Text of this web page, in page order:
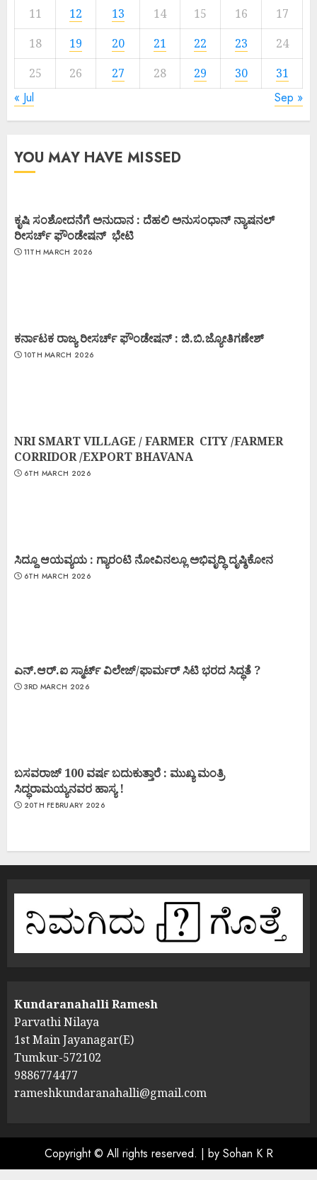
11
12 13 14 15 16
17
18
19 20 21 22 23
24
25
26 27 28 29 30 31
« Jul Sep »
YOU MAY HAVE MISSED
ಕೃಷಿ ಸಂಶೋದನೆಗೆ ಅನುದಾನ : ದೆಹಲಿ ಅನುಸಂಧಾನ್ ನ್ಯಾಷನಲ್
ರೀಸರ್ಚ್ ಫೌಂಡೇಷನ್ ಭೇಟಿ
11TH MARCH 2026
ಕರ್ನಾಟಕ ರಾಜ್ಯ ರೀಸರ್ಚ್ ಫೌಂಡೇಷನ್ : ಜಿ.ಬಿ.ಜ್ಯೋತಿಗಣೇಶ್
10TH MARCH 2026
NRI SMART VILLAGE / FARMER CITY /FARMER
CORRIDOR /EXPORT BHAVANA
6TH MARCH 2026
ಸಿದ್ದೂ ಆಯವ್ಯಯ : ಗ್ಯಾರಂಟಿ ನೋವಿನಲ್ಲೂ ಅಭಿವೃದ್ಧಿ ದೃಷ್ಠಿಕೋನ
6TH MARCH 2026
ಎನ್.ಆರ್.ಐ ಸ್ಮಾರ್ಟ್ ವಿಲೇಜ್/ಫಾರ್ಮರ್ ಸಿಟಿ ಭರದ ಸಿದ್ಧತೆ ?
3RD MARCH 2026
ಬಸವರಾಜ್ 100 ವರ್ಷ ಬದುಕುತ್ತಾರೆ : ಮುಖ್ಯ ಮಂತ್ರಿ
ಸಿದ್ಧರಾಮಯ್ಯನವರ ಹಾಸ್ಯ !
20TH FEBRUARY 2026
Kundaranahalli Ramesh
Parvathi Nilaya
1st Main Jayanagar(E)
Tumkur-572102
9886774477
rameshkundaranahalli@gmail.com
Copyright © All rights reserved. | by Sohan K R